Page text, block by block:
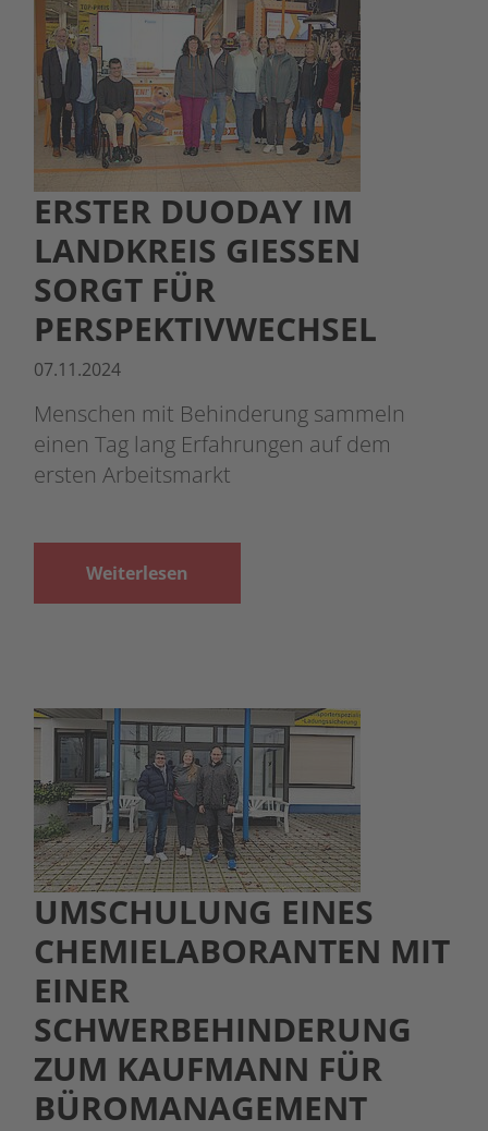
ERSTER DUODAY IM
LANDKREIS GIESSEN S
ORGT FÜR P
ERSPEKTIVWECHSEL
07.11.2024
Menschen mit Behinderung sammeln
einen Tag lang Erfahrungen auf dem
ersten Arbeitsmarkt
Weiterlesen
UMSCHULUNG EINES
CHEMIELABORANTEN MIT
EINER
SCHWERBEHINDERUNG
ZUM KAUFMANN FÜR
BÜROMANAGEMENT